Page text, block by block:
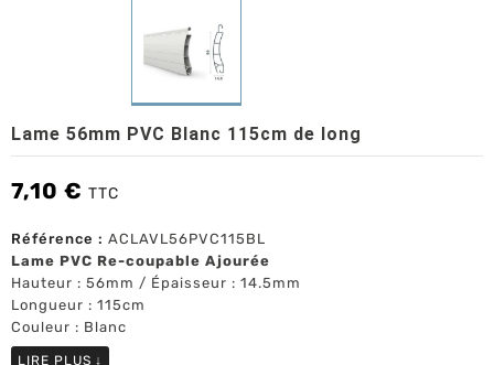
Lame 56mm PVC Blanc 115cm de long
7,10 € TTC
Référence : ACLAVL56PVC115BL
Lame PVC Re-coupable Ajourée
Hauteur : 56mm / Épaisseur : 14.5mm
Longueur : 115cm
Couleur : Blanc
LIRE PLUS ↓